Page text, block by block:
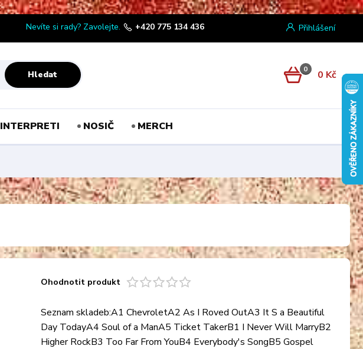
Přihlášení
Hledat
Nevíte si rady? Zavolejte. +420 775 134 436
0 0 Kč
INTERPRETI NOSIČ MERCH
Ohodnotit produkt
Seznam skladeb:A1 ChevroletA2 As I Roved OutA3 It S a Beautiful
Day TodayA4 Soul of a ManA5 Ticket TakerB1 I Never Will MarryB2
Higher RockB3 Too Far From YouB4 Everybody's SongB5 Gospel